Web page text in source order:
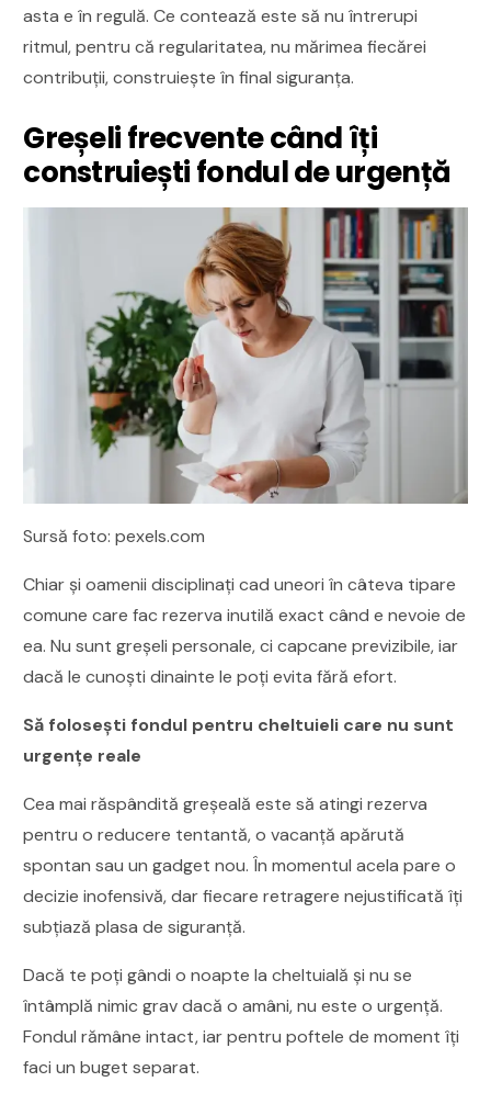
asta e în regulă. Ce contează este să nu întrerupi
ritmul, pentru că regularitatea, nu mărimea fiecărei
contribuții, construiește în final siguranța.
Greșeli frecvente când îți
construiești fondul de urgență
Sursă foto: pexels.com
Chiar și oamenii disciplinați cad uneori în câteva tipare
comune care fac rezerva inutilă exact când e nevoie de
ea. Nu sunt greșeli personale, ci capcane previzibile, iar
dacă le cunoști dinainte le poți evita fără efort.
Să folosești fondul pentru cheltuieli care nu sunt
urgențe reale
Cea mai răspândită greșeală este să atingi rezerva
pentru o reducere tentantă, o vacanță apărută
spontan sau un gadget nou. În momentul acela pare o
decizie inofensivă, dar fiecare retragere nejustificată îți
subțiază plasa de siguranță.
Dacă te poți gândi o noapte la cheltuială și nu se
întâmplă nimic grav dacă o amâni, nu este o urgență.
Fondul rămâne intact, iar pentru poftele de moment îți
faci un buget separat.